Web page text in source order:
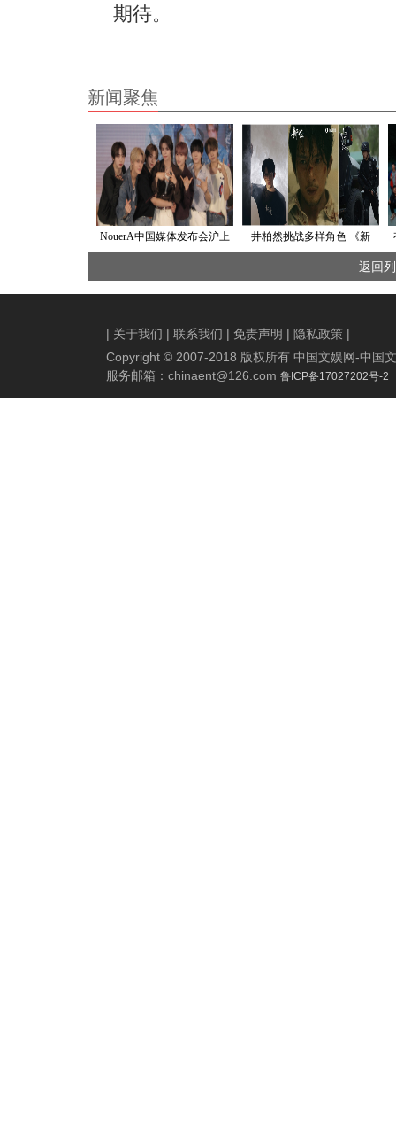
期待。
新闻聚焦
NouerA中国媒体发布会沪上
井柏然挑战多样角色 《新
返回
| 关于我们 | 联系我们 | 免责声明 | 隐私政策 |
Copyright © 2007-2018 版权所有 中国文娱网-中国
服务邮箱： chinaent@126.com 鲁ICP备17027202号-2